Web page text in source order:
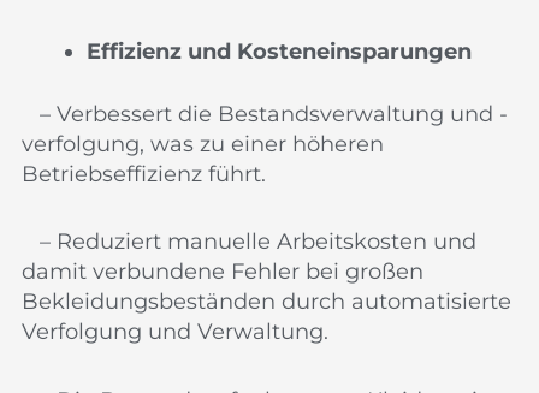
Effizienz und Kosteneinsparungen
– Verbessert die Bestandsverwaltung und -
verfolgung, was zu einer höheren
Betriebseffizienz führt.
– Reduziert manuelle Arbeitskosten und
damit verbundene Fehler bei großen
Bekleidungsbeständen durch automatisierte
Verfolgung und Verwaltung.